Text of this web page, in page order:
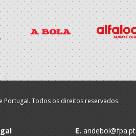
Portugal. Todos os direitos reservados.
E. andebol@fpa.pt